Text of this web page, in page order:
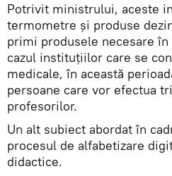
Potrivit ministrului, aceste
termometre și produse
primi produsele necesare
cazul instituțiilor care se
medicale, în această
persoane care vor efectua
profesorilor.
Un alt subiect abordat în
procesul de alfabetizare
didactice.